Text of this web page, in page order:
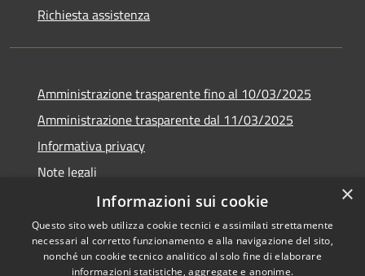
Richiesta assistenza
Amministrazione trasparente fino al 10/03/2025
Amministrazione trasparente dal 11/03/2025
Informativa privacy
Note legali
Dichiarazione di accessibilità
×
Informazioni sui cookie
Questo sito web utilizza cookie tecnici e assimilati strettamente
necessari al corretto funzionamento e alla navigazione del sito,
nonché un cookie tecnico analitico al solo fine di elaborare
informazioni statistiche, aggregate e anonime.